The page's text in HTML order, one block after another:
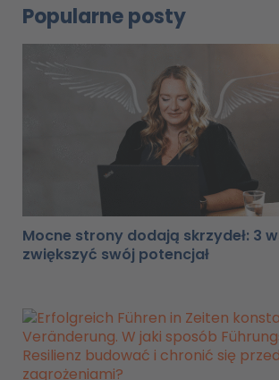
Popularne posty
Mocne strony dodają skrzydeł: 3
zwiększyć swój potencjał